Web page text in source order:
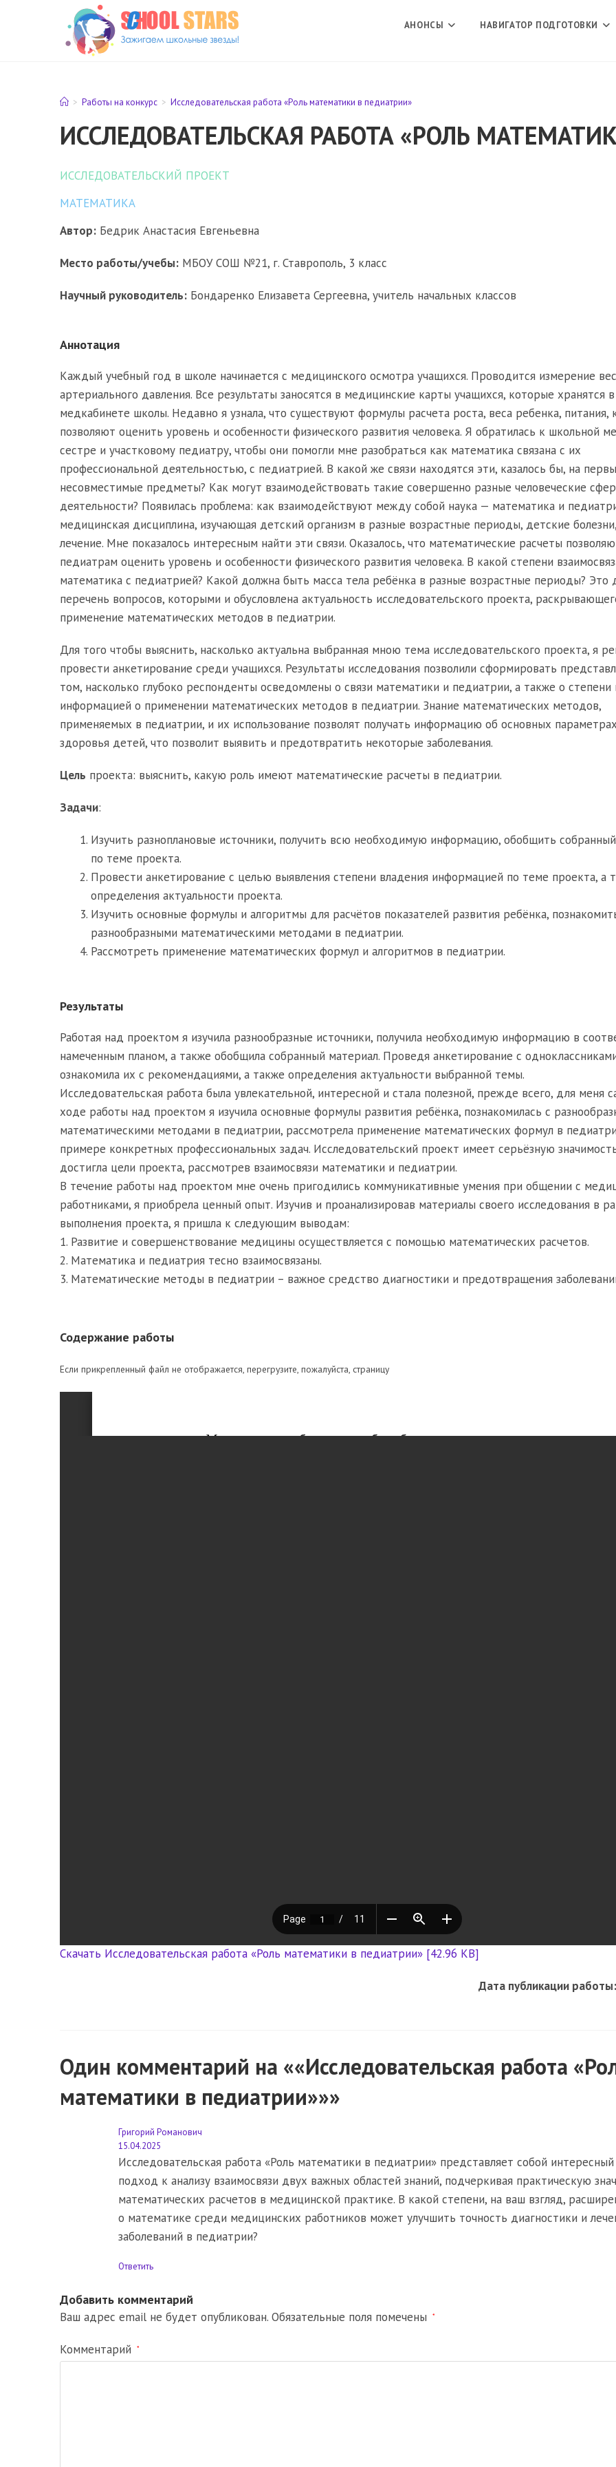
АНОНСЫ НАВИГАТОР ПОДГОТОВКИ
> Работы на конкурс > Исследовательская работа «Роль математики в педиатрии»
ИССЛЕДОВАТЕЛЬСКАЯ РАБОТА «РОЛЬ
ИССЛЕДОВАТЕЛЬСКИЙ ПРОЕКТ
МАТЕМАТИКА
Автор: Бедрик Анастасия Евгеньевна
Место работы/учебы: МБОУ СОШ №21, г. Ставрополь, 3 класс
Научный руководитель: Бондаренко Елизавета Сергеевна, учитель начальных классов
Аннотация
Каждый учебный год в школе начинается с медицинского осмотра учащихся. Проводится измерение
артериального давления. Все результаты заносятся в медицинские карты учащихся, которые хранятся в
медкабинете школы. Недавно я узнала, что существуют формулы расчета роста, веса ребенка, питания,
позволяют оценить уровень и особенности физического развития человека. Я обратилась к школьной
сестре и участковому педиатру, чтобы они помогли мне разобраться как математика связана с их
профессиональной деятельностью, с педиатрией. В какой же связи находятся эти, казалось бы, на
несовместимые предметы? Как могут взаимодействовать такие совершенно разные человеческие
деятельности? Появилась проблема: как взаимодействуют между собой наука — математика и
медицинская дисциплина, изучающая детский организм в разные возрастные периоды, детские
лечение. Мне показалось интересным найти эти связи. Оказалось, что математические расчеты
педиатрам оценить уровень и особенности физического развития человека. В какой степени
математика с педиатрией? Какой должна быть масса тела ребёнка в разные возрастные периоды? Это
перечень вопросов, которыми и обусловлена актуальность исследовательского проекта,
применение математических методов в педиатрии.
Для того чтобы выяснить, насколько актуальна выбранная мною тема исследовательского проекта, я
провести анкетирование среди учащихся. Результаты исследования позволили сформировать
том, насколько глубоко респонденты осведомлены о связи математики и педиатрии, а также о степени
информацией о применении математических методов в педиатрии. Знание математических методов,
применяемых в педиатрии, и их использование позволят получать информацию об основных
здоровья детей, что позволит выявить и предотвратить некоторые заболевания.
Цель проекта: выяснить, какую роль имеют математические расчеты в педиатрии.
Задачи:
Изучить разноплановые источники, получить всю необходимую информацию, обобщить
по теме проекта.
Провести анкетирование с целью выявления степени владения информацией по теме проекта, а
определения актуальности проекта.
Изучить основные формулы и алгоритмы для расчётов показателей развития ребёнка,
разнообразными математическими методами в педиатрии.
Рассмотреть применение математических формул и алгоритмов в педиатрии.
Результаты
Работая над проектом я изучила разнообразные источники, получила необходимую информацию в
намеченным планом, а также обобщила собранный материал. Проведя анкетирование с
ознакомила их с рекомендациями, а также определения актуальности выбранной темы.
Исследовательская работа была увлекательной, интересной и стала полезной, прежде всего, для меня
ходе работы над проектом я изучила основные формулы развития ребёнка, познакомилась с
математическими методами в педиатрии, рассмотрела применение математических формул в
примере конкретных профессиональных задач. Исследовательский проект имеет серьёзную
достигла цели проекта, рассмотрев взаимосвязи математики и педиатрии.
В течение работы над проектом мне очень пригодились коммуникативные умения при общении с
работниками, я приобрела ценный опыт. Изучив и проанализировав материалы своего исследования в
выполнения проекта, я пришла к следующим выводам:
1. Развитие и совершенствование медицины осуществляется с помощью математических расчетов.
2. Математика и педиатрия тесно взаимосвязаны.
3. Математические методы в педиатрии – важное средство диагностики и предотвращения
Содержание работы
Если прикрепленный файл не отображается, перегрузите, пожалуйста, страницу
Скачать Исследовательская работа «Роль математики в педиатрии» [42.96 KB]
Дата публикации
Один комментарий на ««Исследовательская работа
математики в педиатрии»»»
Григорий Романович
15.04.2025
Исследовательская работа «Роль математики в педиатрии» представляет собой интересный
подход к анализу взаимосвязи двух важных областей знаний, подчеркивая практическую
математических расчетов в медицинской практике. В какой степени, на ваш взгляд,
о математике среди медицинских работников может улучшить точность диагностики и
заболеваний в педиатрии?
Ответить
Добавить комментарий
Ваш адрес email не будет опубликован. Обязательные поля помечены *
Комментарий *